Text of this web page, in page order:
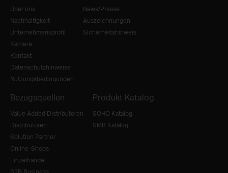
Über uns
Nachhaltigkeit
Unternehmensprofil
Karriere
Kontakt
Datenschutzhinweise
Nutzungsbedingungen
News/Presse
Auszeichnungen
Sicherheitshinweis
Bezugsquellen
Value Added Distributoren
Distributoren
Solution Partner
Online-Shops
Einzelhandel
Produkt Katalog
SOHO Katalog
SMB Katalog